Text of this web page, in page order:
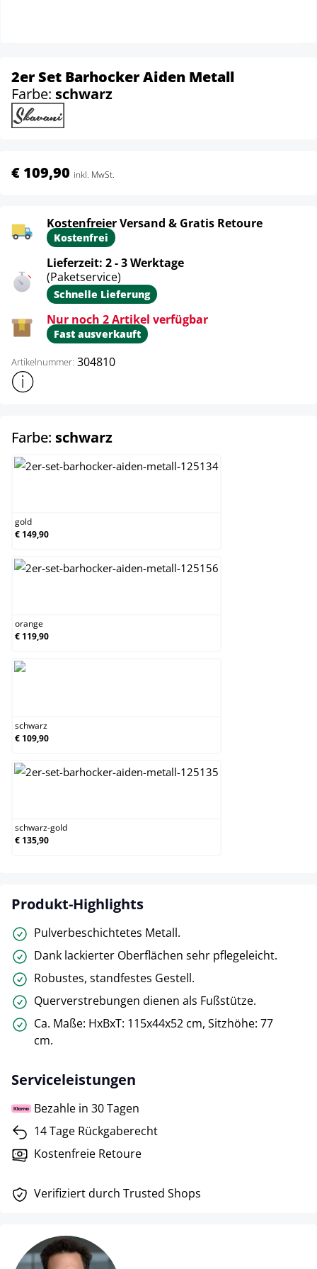
2er Set Barhocker Aiden Metall
Farbe: schwarz
€ 109,90 inkl. MwSt.
Kostenfreier Versand & Gratis Retoure
Kostenfrei
Lieferzeit: 2 - 3 Werktage
(Paketservice)
Schnelle Lieferung
Nur noch 2 Artikel verfügbar
Fast ausverkauft
Artikelnummer: 304810
Weitere Produktinformationen anzeigen
Farbe: schwarzauswählen
gold
€ 149,90
orange
€ 119,90
schwarz
€ 109,90
schwarz-gold
€ 135,90
Produkt-Highlights
Pulverbeschichtetes Metall.
Dank lackierter Oberflächen sehr pflegeleicht.
Robustes, standfestes Gestell.
Querverstrebungen dienen als Fußstütze.
Ca. Maße: HxBxT: 115x44x52 cm, Sitzhöhe: 77
cm.
Serviceleistungen
Bezahle in 30 Tagen
14 Tage Rückgaberecht
Kostenfreie Retoure
Verifiziert durch Trusted Shops